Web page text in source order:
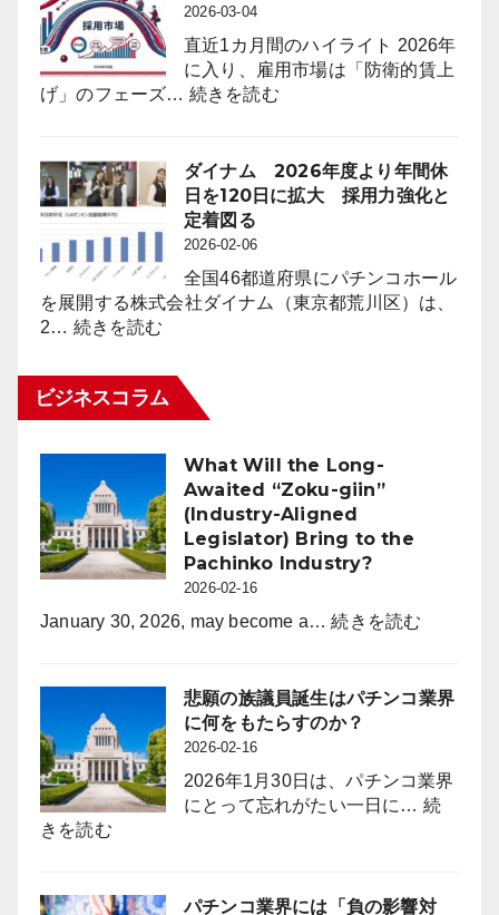
through
“Oshi”
IP
Strategy
数
前
年
同
４
万
8,023
台
（1.6％）
減
年
月
時
点
2026-03-04
直近1カ月間のハイライト 2026年
に入り、雇用市場は「防衛的賃上
げ」のフェーズ… 続きを読む:
市
場
レ
ポ
ー
コ
業
界
（3
月
ダイナム 2026年度より年間休
日を120日に拡大 採用力強化と
定着図る
2026-02-06
全国46都道府県にパチンコホール
を展開する株式会社ダイナム（東京都荒川区）は、
2… 続きを読む
イ
ナ
ム
度
よ
り
年
休
120
日
に
拡
大
採
ビジネスコラム
What Will the Long-
Awaited “Zoku-giin”
(Industry-Aligned
Legislator) Bring to the
Pachinko Industry?
2026-02-16
January 30, 2026, may become a…続きを読む
the
giin”
(Industry-
悲願の族議員誕生はパチンコ業界
に何をもたらすのか？
2026-02-16
2026年1月30日は、パチンコ業界
にとって忘れがたい一日に… 続
きを読む:
の
パチンコ業界には「負の影響対